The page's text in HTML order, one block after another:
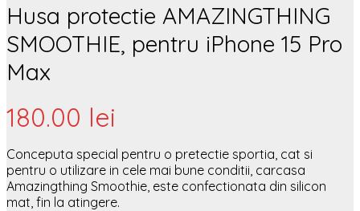
Husa protectie AMAZINGTHING
SMOOTHIE, pentru iPhone 15 Pro
Max
180.00 lei
Conceputa special pentru o pretectie sportia, cat si
pentru o utilizare in cele mai bune conditii, carcasa
Amazingthing Smoothie, este confectionata din silicon
mat, fin la atingere.